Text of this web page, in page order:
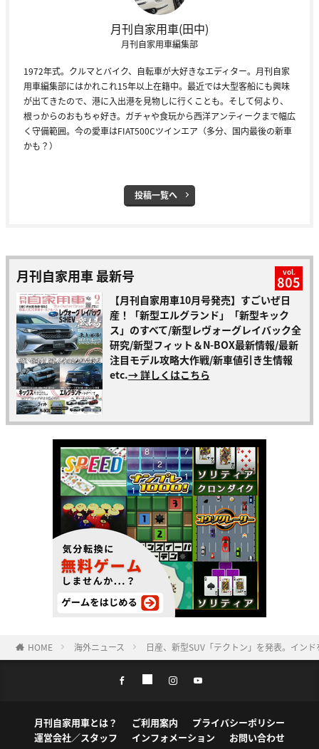
月刊自家用車(田中)
月刊自家用車編集部
1972年式。クルマとバイク、自転車が大好きなエディター。月刊自家
用車編集部にはかれこれ15年以上在籍中。最近では大型客船にも興味
が出てきたので、港に入出港を見物しに行くことも。そして何より、
根っからのおもちゃ好き。ガチャや食玩から西洋アンティークまで幅広
く守備範囲。今の愛車はFIAT500Cツインエア（多分、国内最後の新車
かも？）
投稿一覧へ
月刊自家用車 最新号 vol.
805
【月刊自家用車10月号発売】すごいぜ日
産！「新型エルグランド」「新型キック
ス」のすべて/新型レヴォーグレイバック全
研究/新型フィット＆N-BOX最新情報/最新
注目モデル攻略大作戦/新車値引き生情報
etc.→ 詳しくはこちら
HOME 海外ニュース 日産、新型SUV「テクトン」を発表。イン
月刊自家用車とは？ ご利用案内
プライバシーポリシー
運営会社／スタッフ
インフォメーション お問い合わせ